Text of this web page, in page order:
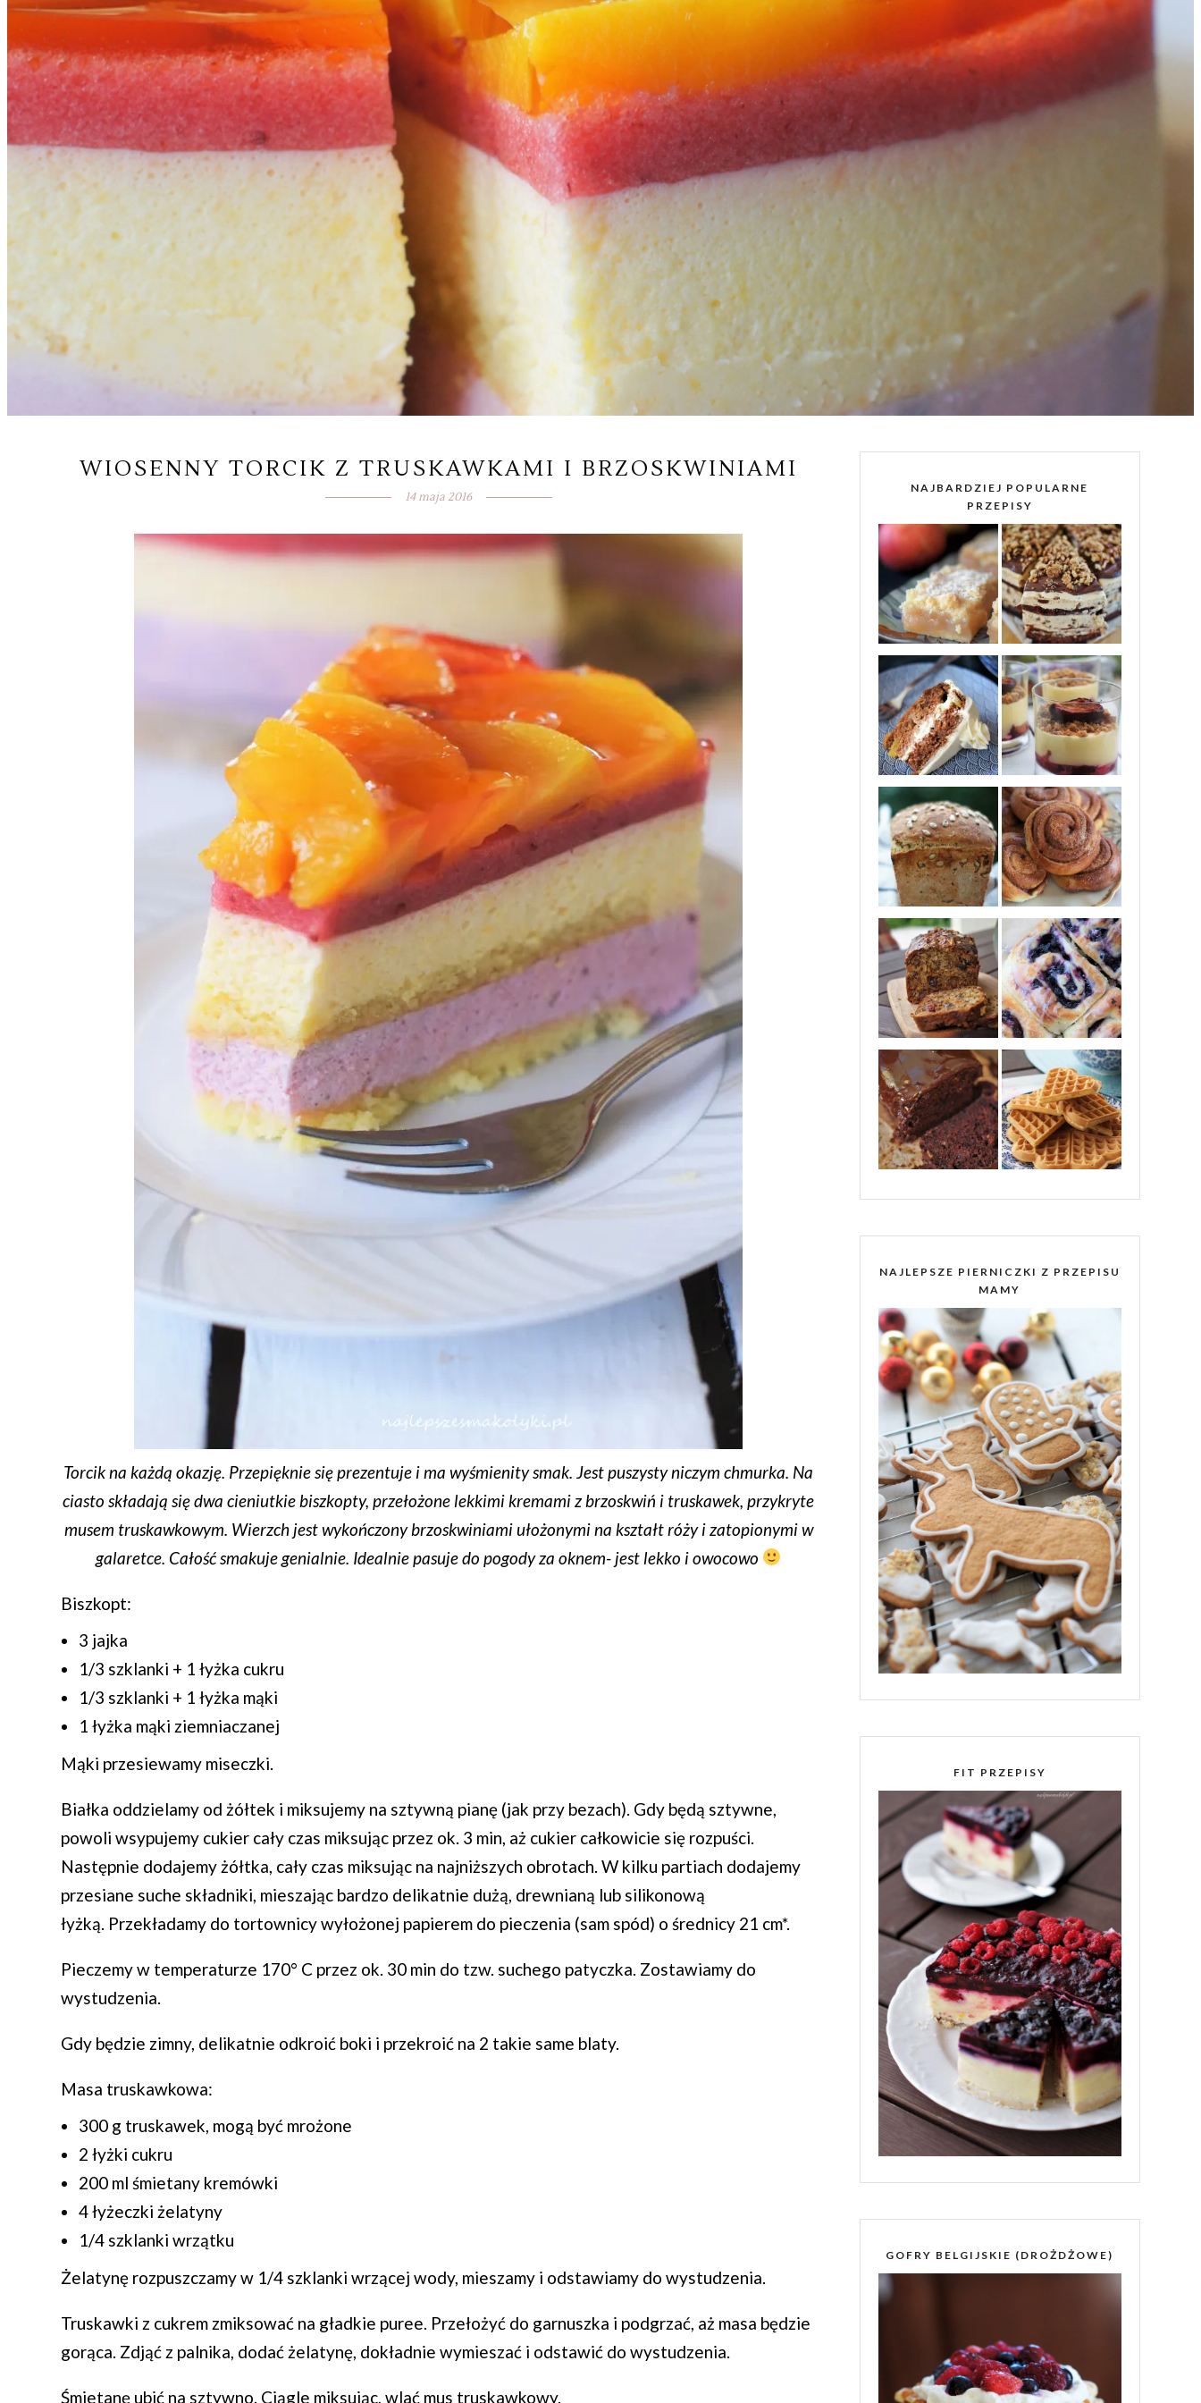
WIOSENNY TORCIK Z TRUSKAWKAMI I BRZOSKWINIAMI
14 maja 2016
Torcik na każdą okazję. Przepięknie się prezentuje i ma wyśmienity smak. Jest puszysty niczym chmurka. Na
ciasto składają się dwa cieniutkie biszkopty, przełożone lekkimi kremami z brzoskwiń i truskawek, przykryte
musem truskawkowym. Wierzch jest wykończony brzoskwiniami ułożonymi na kształt róży i zatopionymi w
galaretce. Całość smakuje genialnie. Idealnie pasuje do pogody za oknem- jest lekko i owocowo
Biszkopt:
3 jajka
1/3 szklanki + 1 łyżka cukru
1/3 szklanki + 1 łyżka mąki
1 łyżka mąki ziemniaczanej
Mąki przesiewamy miseczki.
Białka oddzielamy od żółtek i miksujemy na sztywną pianę (jak przy bezach). Gdy będą sztywne,
powoli wsypujemy cukier cały czas miksując przez ok. 3 min, aż cukier całkowicie się rozpuści.
Następnie dodajemy żółtka, cały czas miksując na najniższych obrotach. W kilku partiach dodajemy
przesiane suche składniki, mieszając bardzo delikatnie dużą, drewnianą lub silikonową
łyżką. Przekładamy do tortownicy wyłożonej papierem do pieczenia (sam spód) o średnicy 21 cm*.
Pieczemy w temperaturze 170° C przez ok. 30 min do tzw. suchego patyczka. Zostawiamy do
wystudzenia.
Gdy będzie zimny, delikatnie odkroić boki i przekroić na 2 takie same blaty.
Masa truskawkowa:
300 g truskawek, mogą być mrożone
2 łyżki cukru
200 ml śmietany kremówki
4 łyżeczki żelatyny
1/4 szklanki wrzątku
Żelatynę rozpuszczamy w 1/4 szklanki wrzącej wody, mieszamy i odstawiamy do wystudzenia.
Truskawki z cukrem zmiksować na gładkie puree. Przełożyć do garnuszka i podgrzać, aż masa będzie
gorąca. Zdjąć z palnika, dodać żelatynę, dokładnie wymieszać i odstawić do wystudzenia.
Śmietanę ubić na sztywno. Ciągle miksując, wlać mus truskawkowy.
NAJBARDZIEJ POPULARNE
PRZEPISY
NAJLEPSZE PIERNICZKI Z PRZEPISU
MAMY
FIT PRZEPISY
GOFRY BELGIJSKIE (DROŻDŻOWE)